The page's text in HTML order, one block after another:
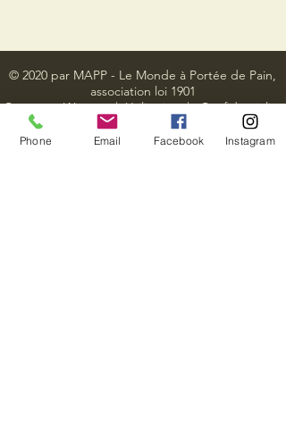
© 2020 par MAPP - Le Monde à Portée de Pain,
association loi 1901
Créé avecWix.com|Utilisation|Confidentialité
Phone Email Facebook Instagram